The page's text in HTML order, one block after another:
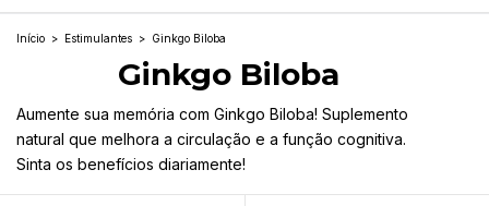
Início > Estimulantes > Ginkgo Biloba
Ginkgo Biloba
Aumente sua memória com Ginkgo Biloba! Suplemento
natural que melhora a circulação e a função cognitiva.
Sinta os benefícios diariamente!